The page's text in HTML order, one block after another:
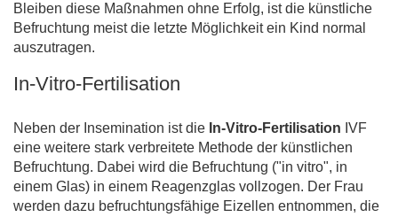
Bleiben diese Maßnahmen ohne Erfolg, ist die künstliche
Befruchtung meist die letzte Möglichkeit ein Kind normal
auszutragen.
In-Vitro-Fertilisation
Neben der Insemination ist die In-Vitro-Fertilisation IVF
eine weitere stark verbreitete Methode der künstlichen
Befruchtung. Dabei wird die Befruchtung ("in vitro", in
einem Glas) in einem Reagenzglas vollzogen. Der Frau
werden dazu befruchtungsfähige Eizellen entnommen, die